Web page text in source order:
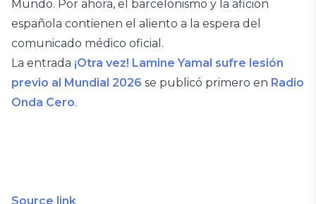
Mundo. Por ahora, el barcelonismo y la afición
española contienen el aliento a la espera del
comunicado médico oficial.
La entrada ¡Otra vez! Lamine Yamal sufre lesión
previo al Mundial 2026 se publicó primero en Radio
Onda Cero.
Source link